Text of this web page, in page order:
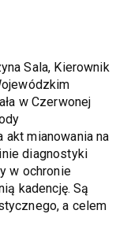
Sala, Kierownik
w Czerwonej
mianowania na
diagnostyki
w ochronie
kadencję. Są
a celem